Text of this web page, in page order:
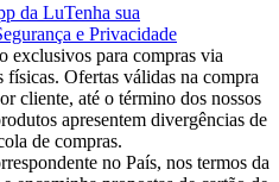
da LuTenha sua
e Privacidade
exclusivos para compras via
Ofertas válidas na compra
cliente, até o término dos nossos
apresentem divergências de
de compras.
no País, nos termos da